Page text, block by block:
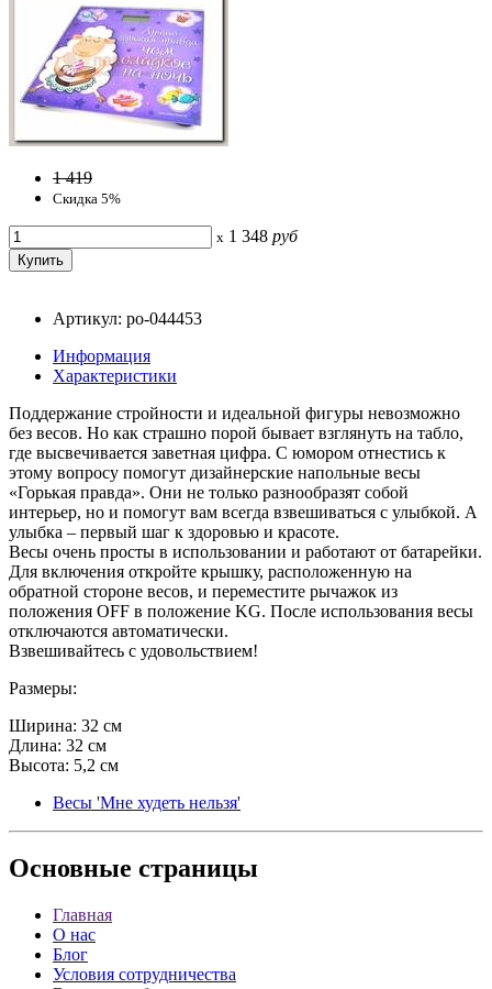
1 419
Скидка 5%
x 1 348 руб
Артикул: po-044453
Информация
Характеристики
Поддержание стройности и идеальной фигуры невозможно
без весов. Но как страшно порой бывает взглянуть на табло,
где высвечивается заветная цифра. С юмором отнестись к
этому вопросу помогут дизайнерские напольные весы
«Горькая правда». Они не только разнообразят собой
интерьер, но и помогут вам всегда взвешиваться с улыбкой. А
улыбка – первый шаг к здоровью и красоте.
Весы очень просты в использовании и работают от батарейки.
Для включения откройте крышку, расположенную на
обратной стороне весов, и переместите рычажок из
положения OFF в положение KG. После использования весы
отключаются автоматически.
Взвешивайтесь с удовольствием!
Размеры:
Ширина: 32 см
Длина: 32 см
Высота: 5,2 см
Весы 'Мне худеть нельзя'
Основные страницы
Главная
О нас
Блог
Условия сотрудничества